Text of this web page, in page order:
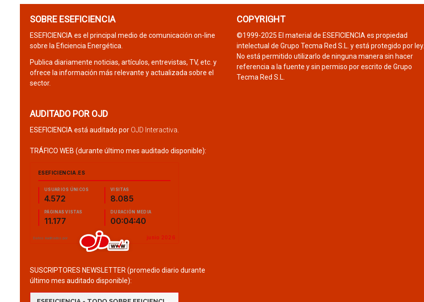
SOBRE ESEFICIENCIA
ESEFICIENCIA es el principal medio de comunicación on-line
sobre la Eficiencia Energética.
Publica diariamente noticias, artículos, entrevistas, TV, etc. y
ofrece la información más relevante y actualizada sobre el
sector.
AUDITADO POR OJD
ESEFICIENCIA está auditado por OJD Interactiva
TRÁFICO WEB (durante último mes auditado disponible):
SUSCRIPTORES NEWSLETTER (promedio diario durante
último mes auditado disponible):
COPYRIGHT
©1999-2025 El material de ESEFICIENCIA es propiedad
intelectual de Grupo Tecma Red S.L. y está protegido por ley.
No está permitido utilizarlo de ninguna manera sin hacer
referencia a la fuente y sin permiso por escrito de Grupo
Tecma Red S.L.